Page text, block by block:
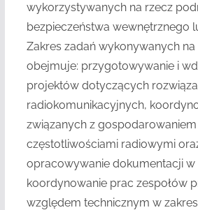
wykorzystywanych na rzecz
bezpieczeństwa wewnętrznego
Zakres zadań wykonywanych
obejmuje: przygotowywanie i
projektów dotyczących
radiokomunikacyjnych,
związanych z gospodarowaniem
częstotliwościami radiowymi
opracowywanie dokumentacji w
koordynowanie prac zespołów
względem technicznym w